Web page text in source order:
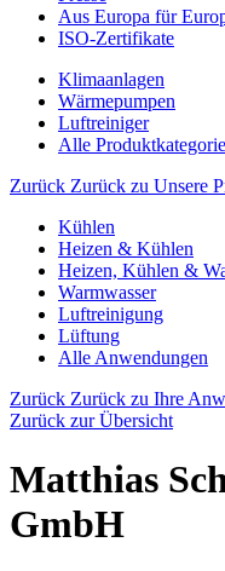
Aus Europa für
ISO-Zertifikate
Klimaanlagen
Wärmepumpen
Luftreiniger
Alle
Zurück Zurück zu Unsere
Kühlen
Heizen & Kühlen
Heizen, Kühlen &
Warmwasser
Luftreinigung
Lüftung
Alle Anwendungen
Zurück Zurück zu Ihre
Zurück zur Übersicht
Matthias
GmbH